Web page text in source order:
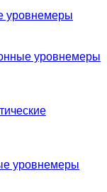
уровнемеры
уровнемеры
уровнемеры